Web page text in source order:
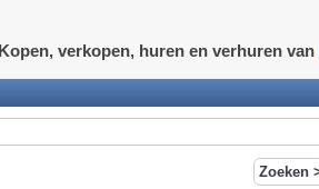
Kopen, verkopen, huren en verhuren van